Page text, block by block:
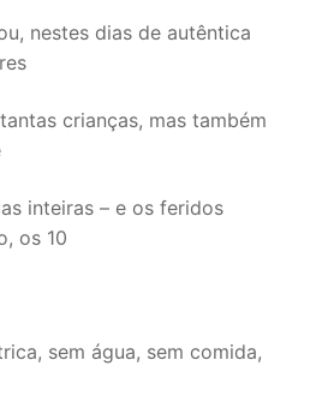
nestes dias de autêntica
crianças, mas também
inteiras – e os feridos
os 10
sem água, sem comida,